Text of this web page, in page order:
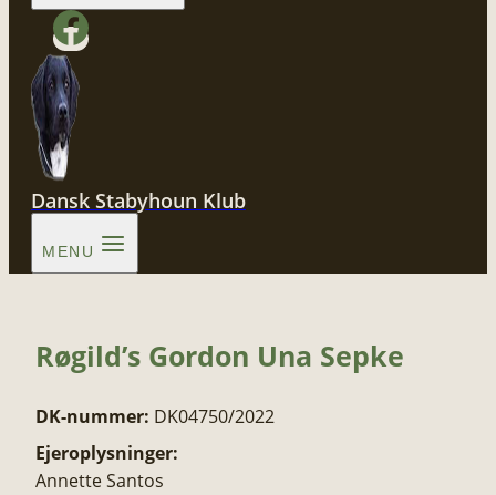
Dansk Stabyhoun Klub
MENU
Røgild’s Gordon Una Sepke
DK-nummer: DK04750/2022
Ejeroplysninger:
Annette Santos